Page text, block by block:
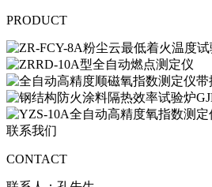
PRODUCT
联系我们
CONTACT